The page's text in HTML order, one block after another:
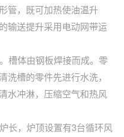
管，既可加热使油温升
输送提升采用电动网带运
槽体由钢板焊接而成。零
槽的零件先进行水洗，
水冲淋，压缩空气和热风
长，炉顶设置有3台循环风